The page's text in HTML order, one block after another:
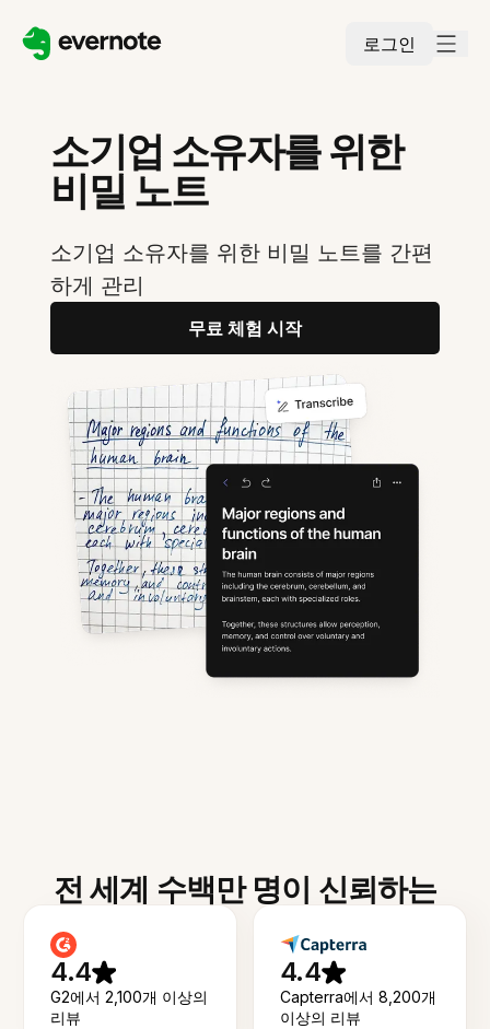
로그인
소기업 소유자를 위한
비밀 노트
소기업 소유자를 위한 비밀 노트를 간편
하게 관리
무료 체험 시작
전 세계 수백만 명이 신뢰하는
4.4
G2에서 2,100개 이상의
리뷰
4.4
Capterra에서 8,200개
이상의 리뷰